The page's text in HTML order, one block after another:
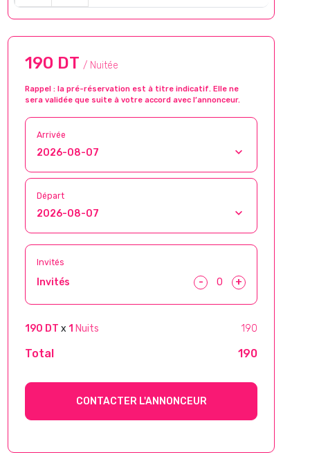
190 DT / Nuitée
Rappel : la pré-réservation est à titre indicatif. Elle ne
sera validée que suite à votre accord avec l’annonceur.
Arrivée
Départ
Invités
Invités - +
190 DT x 1 Nuits 190
Total 190
CONTACTER L'ANNONCEUR